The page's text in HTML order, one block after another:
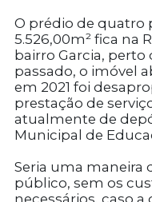
O prédio de quatro
5.526,00m² fica na
bairro Garcia, perto
passado, o imóvel
em 2021 foi
prestação de
atualmente de
Municipal de
Seria uma maneira
público, sem os
necessários, caso